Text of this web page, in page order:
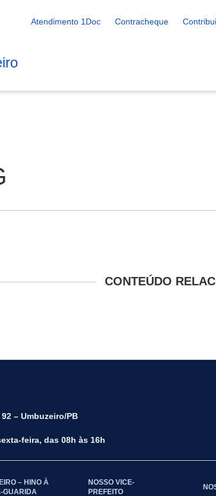
Atendimento 1Doc Contracheque
CONTEÚDO
– Umbuzeiro/PB
feira, das 08h às 16h
– HINO À
GUARIDA
NOSSO VICE-
PREFEITO